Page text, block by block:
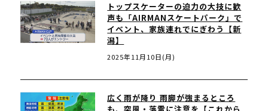
トップスケーターの迫力の大技に歓
声も「AIRMANスケートパーク」で
イベント、家族連れでにぎわう【新
潟】
2025年11月10日(月)
広く雨が降り 雨脚が強まるところ